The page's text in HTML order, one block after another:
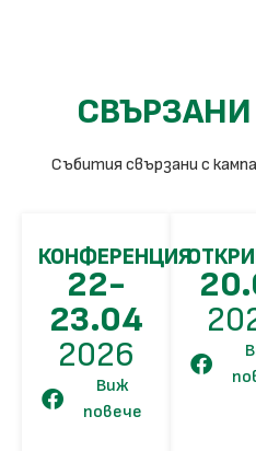
Събития свързани с
КОНФЕРЕНЦИЯ
22-
23.04
2026
Виж
повече